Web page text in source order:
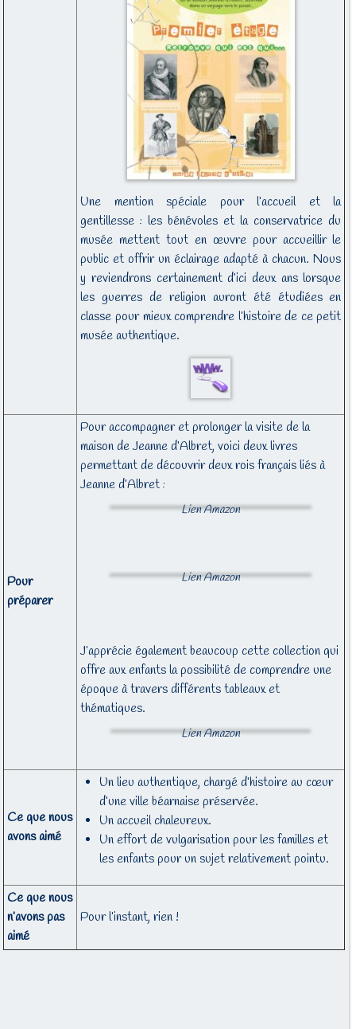
Une mention spéciale pour l’accueil et la
gentillesse : les bénévoles et la conservatrice du
musée mettent tout en œuvre pour accueillir le
public et offrir un éclairage adapté à chacun. Nous
y reviendrons certainement d’ici deux ans lorsque
les guerres de religion auront été étudiées en
classe pour mieux comprendre l’histoire de ce petit
musée authentique.
Pour
préparer
Pour accompagner et prolonger la visite de la
maison de Jeanne d’Albret, voici deux livres
permettant de découvrir deux rois français liés à
Jeanne d’Albret :
Lien Amazon
Lien Amazon
J’apprécie également beaucoup cette collection qui
offre aux enfants la possibilité de comprendre une
époque à travers différents tableaux et
thématiques.
Lien Amazon
Ce que nous
avons aimé
Un lieu authentique, chargé d’histoire au cœur
d’une ville béarnaise préservée.
Un accueil chaleureux.
Un effort de vulgarisation pour les familles et
les enfants pour un sujet relativement pointu.
Ce que nous
n’avons pas
aimé
Pour l’instant, rien !